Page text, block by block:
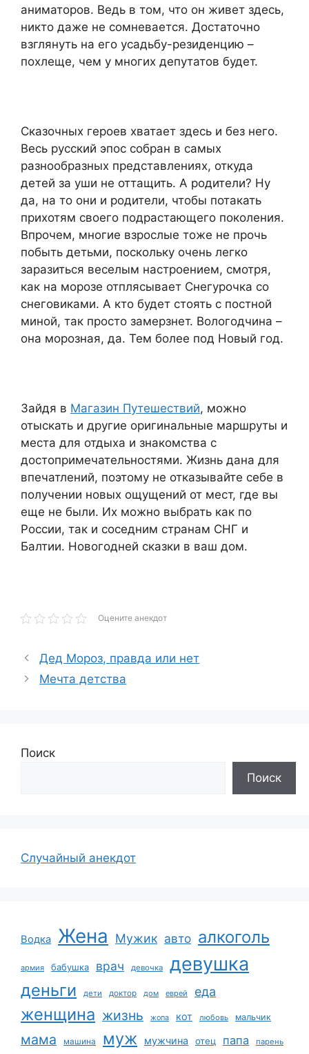
аниматоров. Ведь в том, что он живет здесь,
никто даже не сомневается. Достаточно
взглянуть на его усадьбу-резиденцию –
похлеще, чем у многих депутатов будет.
Сказочных героев хватает здесь и без него.
Весь русский эпос собран в самых
разнообразных представлениях, откуда
детей за уши не оттащить. А родители? Ну
да, на то они и родители, чтобы потакать
прихотям своего подрастающего поколения.
Впрочем, многие взрослые тоже не прочь
побыть детьми, поскольку очень легко
заразиться веселым настроением, смотря,
как на морозе отплясывает Снегурочка со
снеговиками. А кто будет стоять с постной
миной, так просто замерзнет. Вологодчина –
она морозная, да. Тем более под Новый год.
Зайдя в Магазин Путешествий, можно
отыскать и другие оригинальные маршруты и
места для отдыха и знакомства с
достопримечательностями. Жизнь дана для
впечатлений, поэтому не отказывайте себе в
получении новых ощущений от мест, где вы
еще не были. Их можно выбрать как по
России, так и соседним странам СНГ и
Балтии. Новогодней сказки в ваш дом.
Оцените анекдот
Дед Мороз, правда или нет
Мечта детства
Поиск
Поиск
Случайный анекдот
Водка Жена Мужик авто алкоголь
армия бабушка врач девочка девушка
деньги дети доктор дом еврей еда
женщина жизнь жопа кот любовь мальчик
мама машина муж мужчина отец папа парень